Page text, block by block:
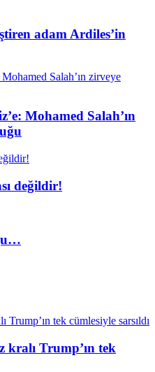
adam Ardiles’in
Mohamed Salah’ın
değildir!
kralı Trump’ın tek